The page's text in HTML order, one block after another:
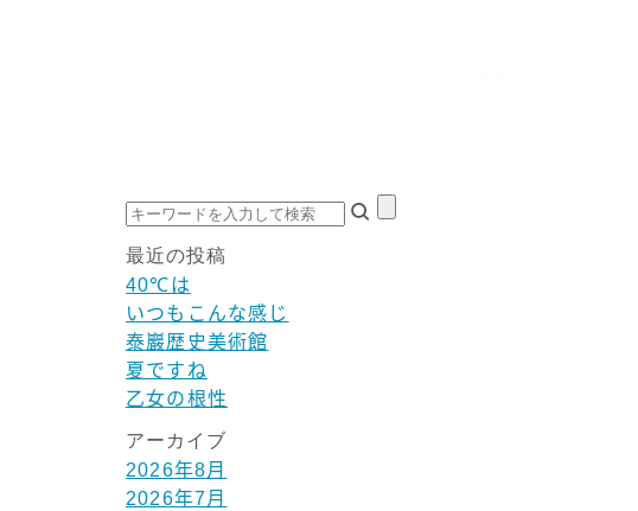
最近の投稿
40℃は
いつもこんな感じ
泰巖歴史美術館
夏ですね
乙女の根性
アーカイブ
2026年8月
2026年7月